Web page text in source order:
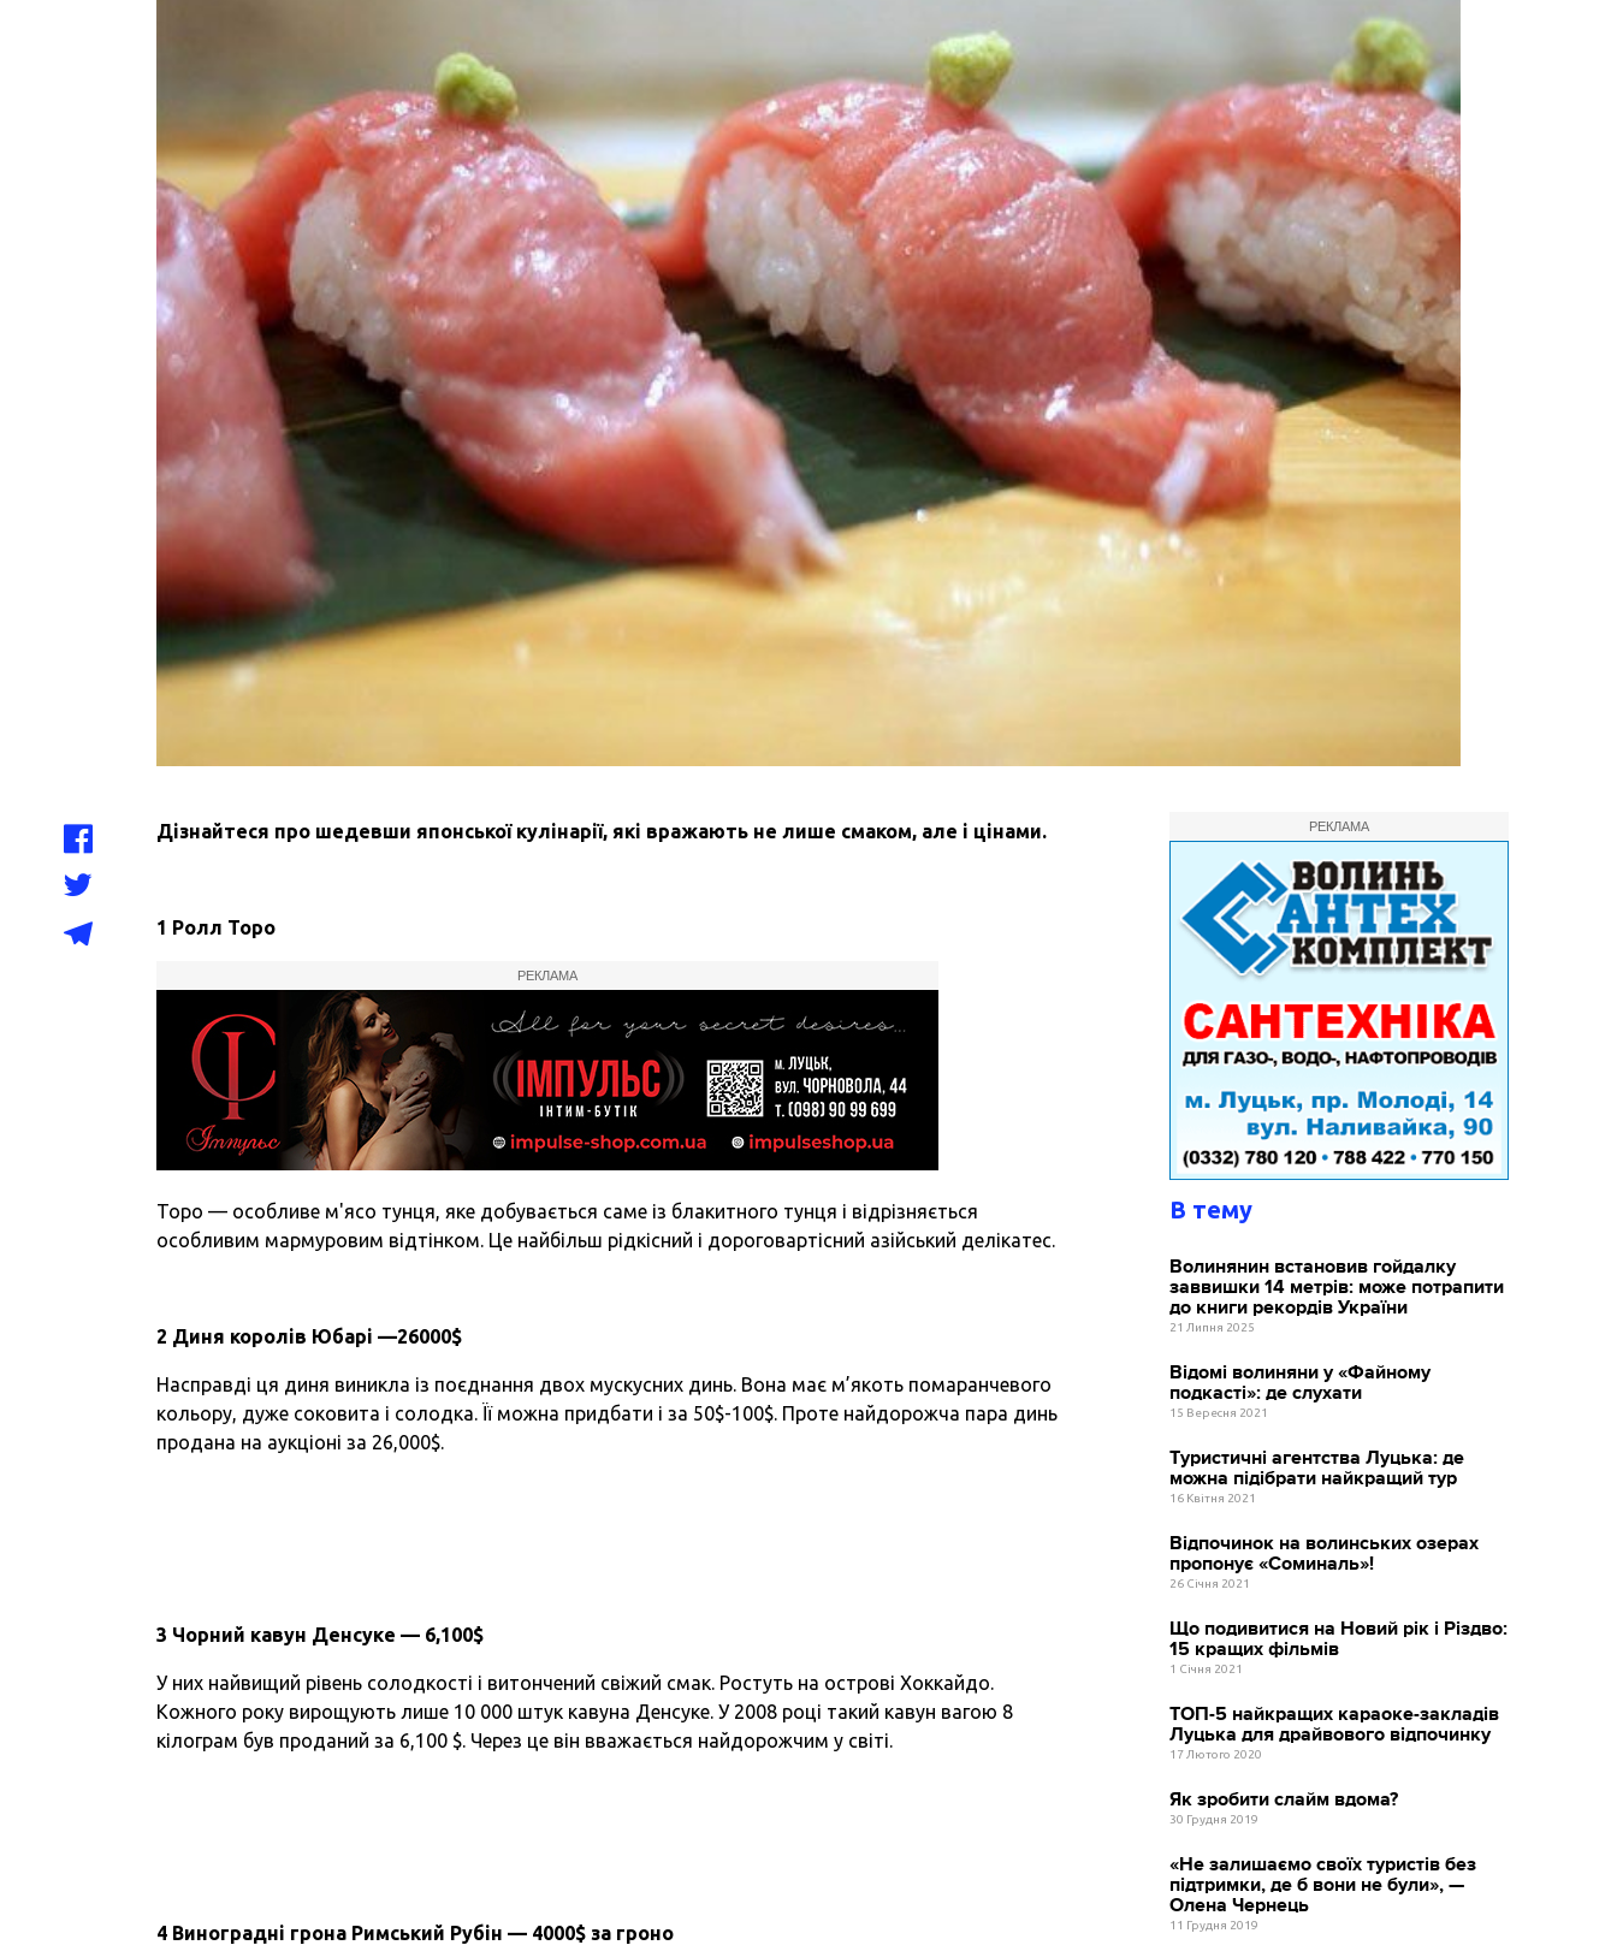
Дізнайтеся про шедевши японської кулінарії, які вражають не лише смаком, але і цінами.
1 Ролл Торо
РЕКЛАМА
Торо — особливе м'ясо тунця, яке добувається саме із блакитного тунця і відрізняється
особливим мармуровим відтінком. Це найбільш рідкісний і дороговартісний азійський делікатес.
2 Диня королів Юбарі —26000$
Насправді ця диня виникла із поєднання двох мускусних динь. Вона має м’якоть помаранчевого
кольору, дуже соковита і солодка. Її можна придбати і за 50$-100$. Проте найдорожча пара динь
продана на аукціоні за 26,000$.
3 Чорний кавун Денсуке — 6,100$
У них найвищий рівень солодкості і витончений свіжий смак. Ростуть на острові Хоккайдо.
Кожного року вирощують лише 10 000 штук кавуна Денсуке. У 2008 році такий кавун вагою 8
кілограм був проданий за 6,100 $. Через це він вважається найдорожчим у світі.
4 Виноградні грона Римський Рубін — 4000$ за гроно
РЕКЛАМА
В тему
Волинянин встановив гойдалку
заввишки 14 метрів: може потрапити
до книги рекордів України
21 Липня 2025
Відомі волиняни у «Файному
подкасті»: де слухати
15 Вересня 2021
Туристичні агентства Луцька: де
можна підібрати найкращий тур
16 Квітня 2021
Відпочинок на волинських озерах
пропонує «Соминаль»!
26 Січня 2021
Що подивитися на Новий рік і Різдво:
15 кращих фільмів
1 Січня 2021
ТОП-5 найкращих караоке-закладів
Луцька для драйвового відпочинку
17 Лютого 2020
Як зробити слайм вдома?
30 Грудня 2019
«Не залишаємо своїх туристів без
підтримки, де б вони не були», —
Олена Чернець
11 Грудня 2019